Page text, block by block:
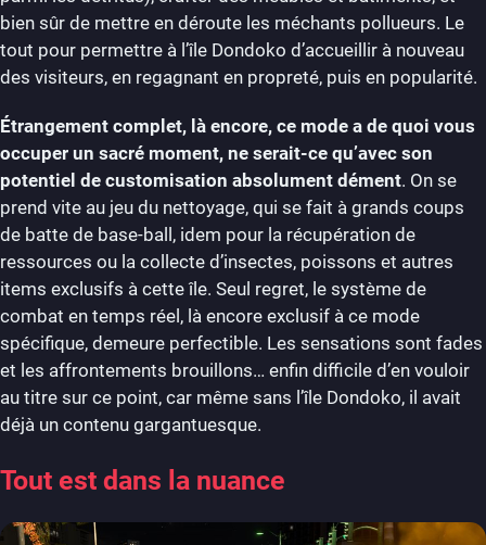
bien sûr de mettre en déroute les méchants pollueurs. Le
tout pour permettre à l’île Dondoko d’accueillir à nouveau
des visiteurs, en regagnant en propreté, puis en popularité.
Étrangement complet, là encore, ce mode a de quoi vous
occuper un sacré moment, ne serait-ce qu’avec son
potentiel de customisation absolument dément. On se
prend vite au jeu du nettoyage, qui se fait à grands coups
de batte de base-ball, idem pour la récupération de
ressources ou la collecte d’insectes, poissons et autres
items exclusifs à cette île. Seul regret, le système de
combat en temps réel, là encore exclusif à ce mode
spécifique, demeure perfectible. Les sensations sont fades
et les affrontements brouillons… enfin difficile d’en vouloir
au titre sur ce point, car même sans l’île Dondoko, il avait
déjà un contenu gargantuesque.
Tout est dans la nuance